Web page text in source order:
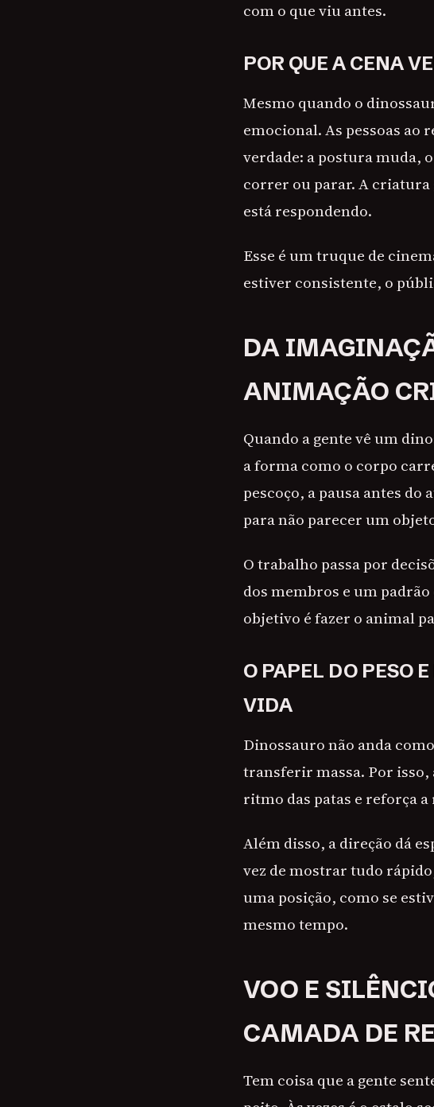
com o que viu antes.
POR QUE A CENA
Mesmo quando o
emocional. As pessoas ao
verdade: a postura muda,
correr ou parar. A criatura
está respondendo.
Esse é um truque de
estiver consistente, o
DA
ANIMAÇÃO
Quando a gente vê um
a forma como o corpo
pescoço, a pausa antes
para não parecer um
O trabalho passa por
dos membros e um
objetivo é fazer o animal
O PAPEL DO PESO
VIDA
Dinossauro não anda
transferir massa. Por
ritmo das patas e reforça
Além disso, a direção dá
vez de mostrar tudo
uma posição, como se
mesmo tempo.
VOO E
CAMADA DE
Tem coisa que a gente